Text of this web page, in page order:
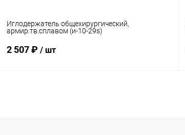
Иглодержатель общехирургический,
армир.тв.сплавом (и-10-29s)
2 507 ₽ / шт
Купить в 1 клик Сравнение